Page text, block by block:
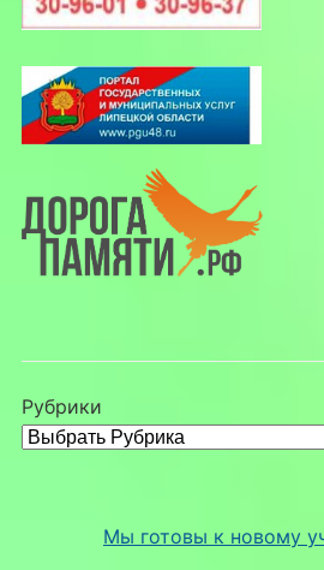
Рубрики
Мы готовы к новому